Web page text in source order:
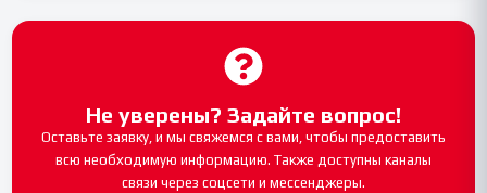
Не уверены? Задайте вопрос!
Оставьте заявку, и мы свяжемся с вами, чтобы предоставить
всю необходимую информацию. Также доступны каналы
связи через соцсети и мессенджеры.